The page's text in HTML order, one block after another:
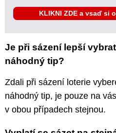
KLIKNI ZDE a vsaď si
Je při sázení lepší
náhodný tip?
Zdali při sázení loterie
náhodný tip, je pouze na
v obou případech stejnou.